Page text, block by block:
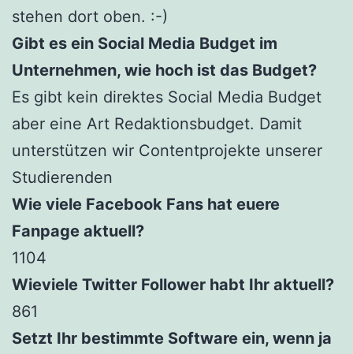
stehen dort oben. :-)
Gibt es ein Social Media Budget im
Unternehmen, wie hoch ist das Budget?
Es gibt kein direktes Social Media Budget
aber eine Art Redaktionsbudget. Damit
unterstützen wir Contentprojekte unserer
Studierenden
Wie viele Facebook Fans hat euere
Fanpage aktuell?
1104
Wieviele Twitter Follower habt Ihr aktuell?
861
Setzt Ihr bestimmte Software ein, wenn ja